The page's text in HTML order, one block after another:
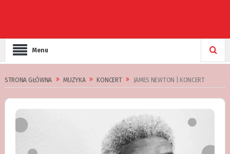
Menu
STRONA GŁÓWNA MUZYKA KONCERT JAMES NEWTON | KONCERT